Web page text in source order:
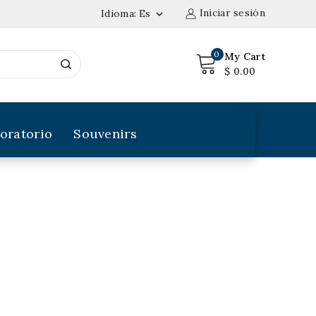
Idioma: Es  Iniciar sesión
0 My Cart
$ 0.00
Souvenirs